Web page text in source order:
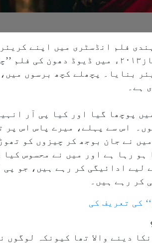
فلم انڈسٹری میں اپنے
سے ایک طویل سفر طے کیا ہے۔ تاپسی نے اپنے کریئر کا
بنایا۔ پچھلے کچھ برسوں
ہے۔
پوچھا گیا اور کیا پی آر
اس سے پہلے، میرے پاس اس پر
نے جان بوجھ کر چیزوں کو
ہو رہا ہے اور میں نے محسوس
لیے ادائیگی کر رہے ہیں، جو پی
کر رہے ہیں۔
کی تعریف کی
دینے والا تھا کیونکہ لوگوں